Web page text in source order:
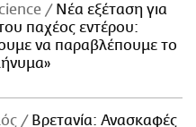
Νέα εξέταση για
παχέος εντέρου:
να παραβλέπουμε το
Βρετανία: Ανασκαφές